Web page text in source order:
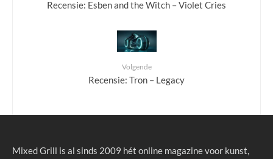
Recensie: Esben and the Witch – Violet Cries
Volgende
Recensie: Tron – Legacy
Mixed Grill is al sinds 2009 hét online magazine voor kunst,